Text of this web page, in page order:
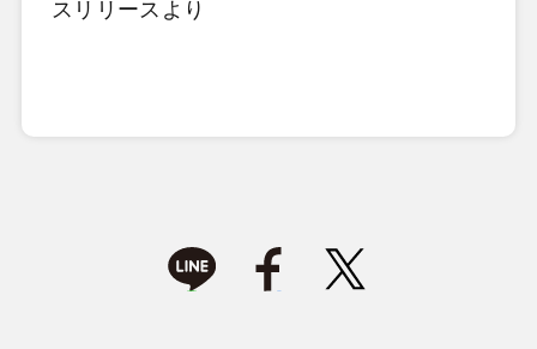
スリリースより